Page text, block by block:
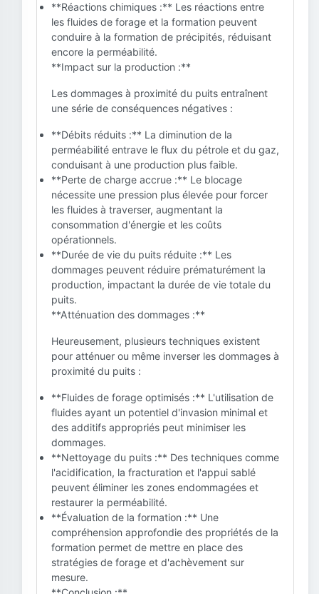
**Réactions chimiques :** Les réactions entre
les fluides de forage et la formation peuvent
conduire à la formation de précipités, réduisant
encore la perméabilité.
**Impact sur la production :**
Les dommages à proximité du puits entraînent
une série de conséquences négatives :
**Débits réduits :** La diminution de la
perméabilité entrave le flux du pétrole et du gaz,
conduisant à une production plus faible.
**Perte de charge accrue :** Le blocage
nécessite une pression plus élevée pour forcer
les fluides à traverser, augmentant la
consommation d'énergie et les coûts
opérationnels.
**Durée de vie du puits réduite :** Les
dommages peuvent réduire prématurément la
production, impactant la durée de vie totale du
puits.
**Atténuation des dommages :**
Heureusement, plusieurs techniques existent
pour atténuer ou même inverser les dommages à
proximité du puits :
**Fluides de forage optimisés :** L'utilisation de
fluides ayant un potentiel d'invasion minimal et
des additifs appropriés peut minimiser les
dommages.
**Nettoyage du puits :** Des techniques comme
l'acidification, la fracturation et l'appui sablé
peuvent éliminer les zones endommagées et
restaurer la perméabilité.
**Évaluation de la formation :** Une
compréhension approfondie des propriétés de la
formation permet de mettre en place des
stratégies de forage et d'achèvement sur
mesure.